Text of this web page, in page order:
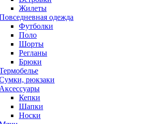
Жилеты
одежда
Футболки
Поло
Шорты
Регланы
Брюки
рюкзаки
Аксессуары
Кепки
Шапки
Носки